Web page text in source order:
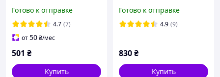
мм) 20 м Avci Flex Метеор
- бухта 20/30/50 м
Готово к отправке
4.7 (7)
от50₴/мес
501 ₴
Купить
Готово к отправке
4.9 (9)
830₴
Купить